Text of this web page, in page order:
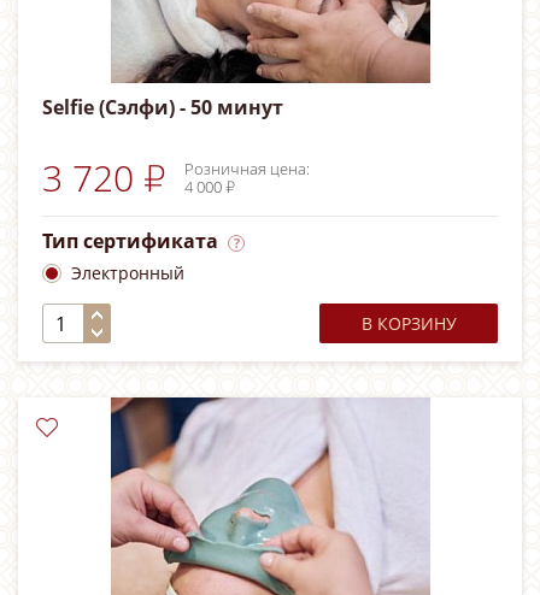
Selfie (Сэлфи) - 50 минут
3 720 ₽
Розничная цена:
4 000 ₽
Тип сертификата
Электронный
В КОРЗИНУ